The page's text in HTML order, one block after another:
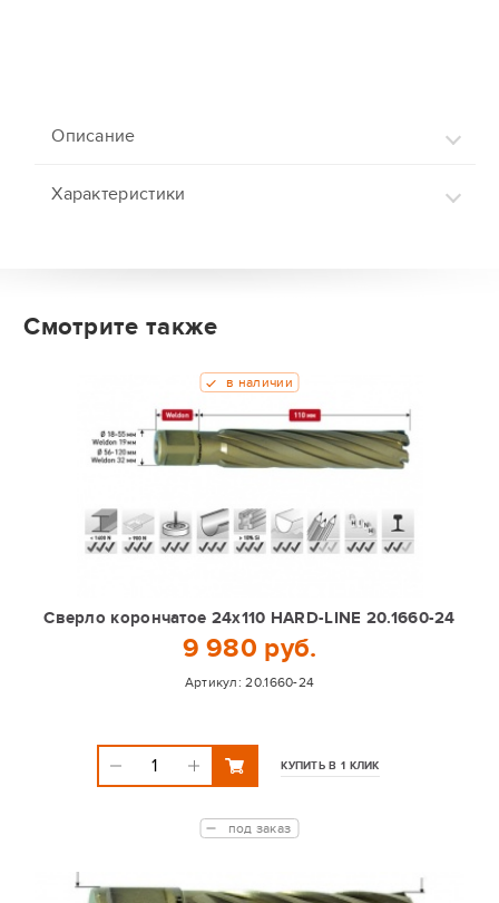
Описание
Характеристики
Смотрите также
Сверло корончатое 24х110 HARD-LINE 20.1660-24
9 980 руб.
Артикул:20.1660-24
в наличии
КУПИТЬ В 1 КЛИК
под заказ